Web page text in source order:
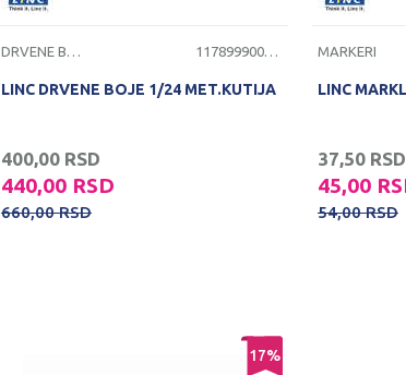
DRVENE BOJICE 1178999000058
LINC DRVENE BOJE 1/24 MET.KUTIJA
400,00 RSD
440,00 RSD
660,00RSD
MARKERI
LINC
37,50 RSD
45,00
54,00RSD
17%